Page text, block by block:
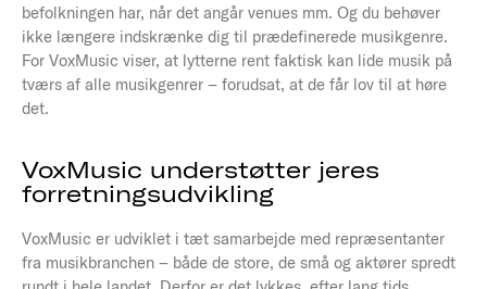
befolkningen har, når det angår venues mm. Og du behøver
ikke længere indskrænke dig til prædefinerede musikgenre.
For VoxMusic viser, at lytterne rent faktisk kan lide musik på
tværs af alle musikgenrer – forudsat, at de får lov til at høre
det.
VoxMusic understøtter jeres
forretningsudvikling
VoxMusic er udviklet i tæt samarbejde med repræsentanter
fra musikbranchen – både de store, de små og aktører spredt